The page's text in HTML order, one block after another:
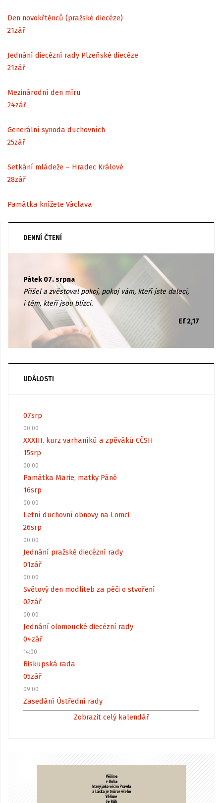
Den novokřtěnců (pražské diecéze)
21zář
Jednání diecézní rady Plzeňské diecéze
21zář
Mezinárodní den míru
24zář
Generální synoda duchovních
25zář
Setkání mládeže – Hradec Králové
28zář
Památka knížete Václava
DENNÍ ČTENÍ
Pátek 07. srpna
Přišel a zvěstoval pokoj, pokoj vám, kteří jste dalecí,
i těm, kteří jsou blízcí.
Ef 2,17
UDÁLOSTI
07srp
00:00
XXXIII. kurz varhaníků a zpěváků CČSH
15srp
00:00
Památka Marie, matky Páně
16srp
00:00
Letní duchovní obnovy na Lomci
26srp
00:00
Jednání pražské diecézní rady
01zář
00:00
Světový den modliteb za péči o stvoření
02zář
00:00
Jednání olomoucké diecézní rady
04zář
14:00
Biskupská rada
05zář
09:00
Zasedání Ústřední rady
Zobrazit celý kalendář